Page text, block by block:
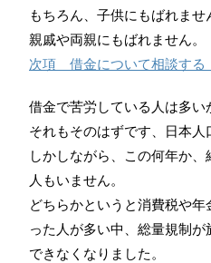
もちろん、子供にもばれませ
親戚や両親にもばれません。
次項 借金について相談する
借金で苦労している人は多い
それもそのはずです、日本人
しかしながら、この何年か
人もいません。
どちらかというと消費税や
った人が多い中、総量規制
できなくなりました。